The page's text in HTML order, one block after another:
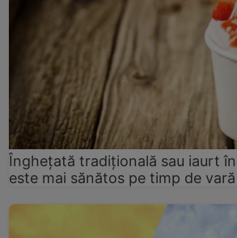
Înghețată tradițională sau iaurt
este mai sănătos pe timp de vară